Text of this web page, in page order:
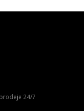
24/7